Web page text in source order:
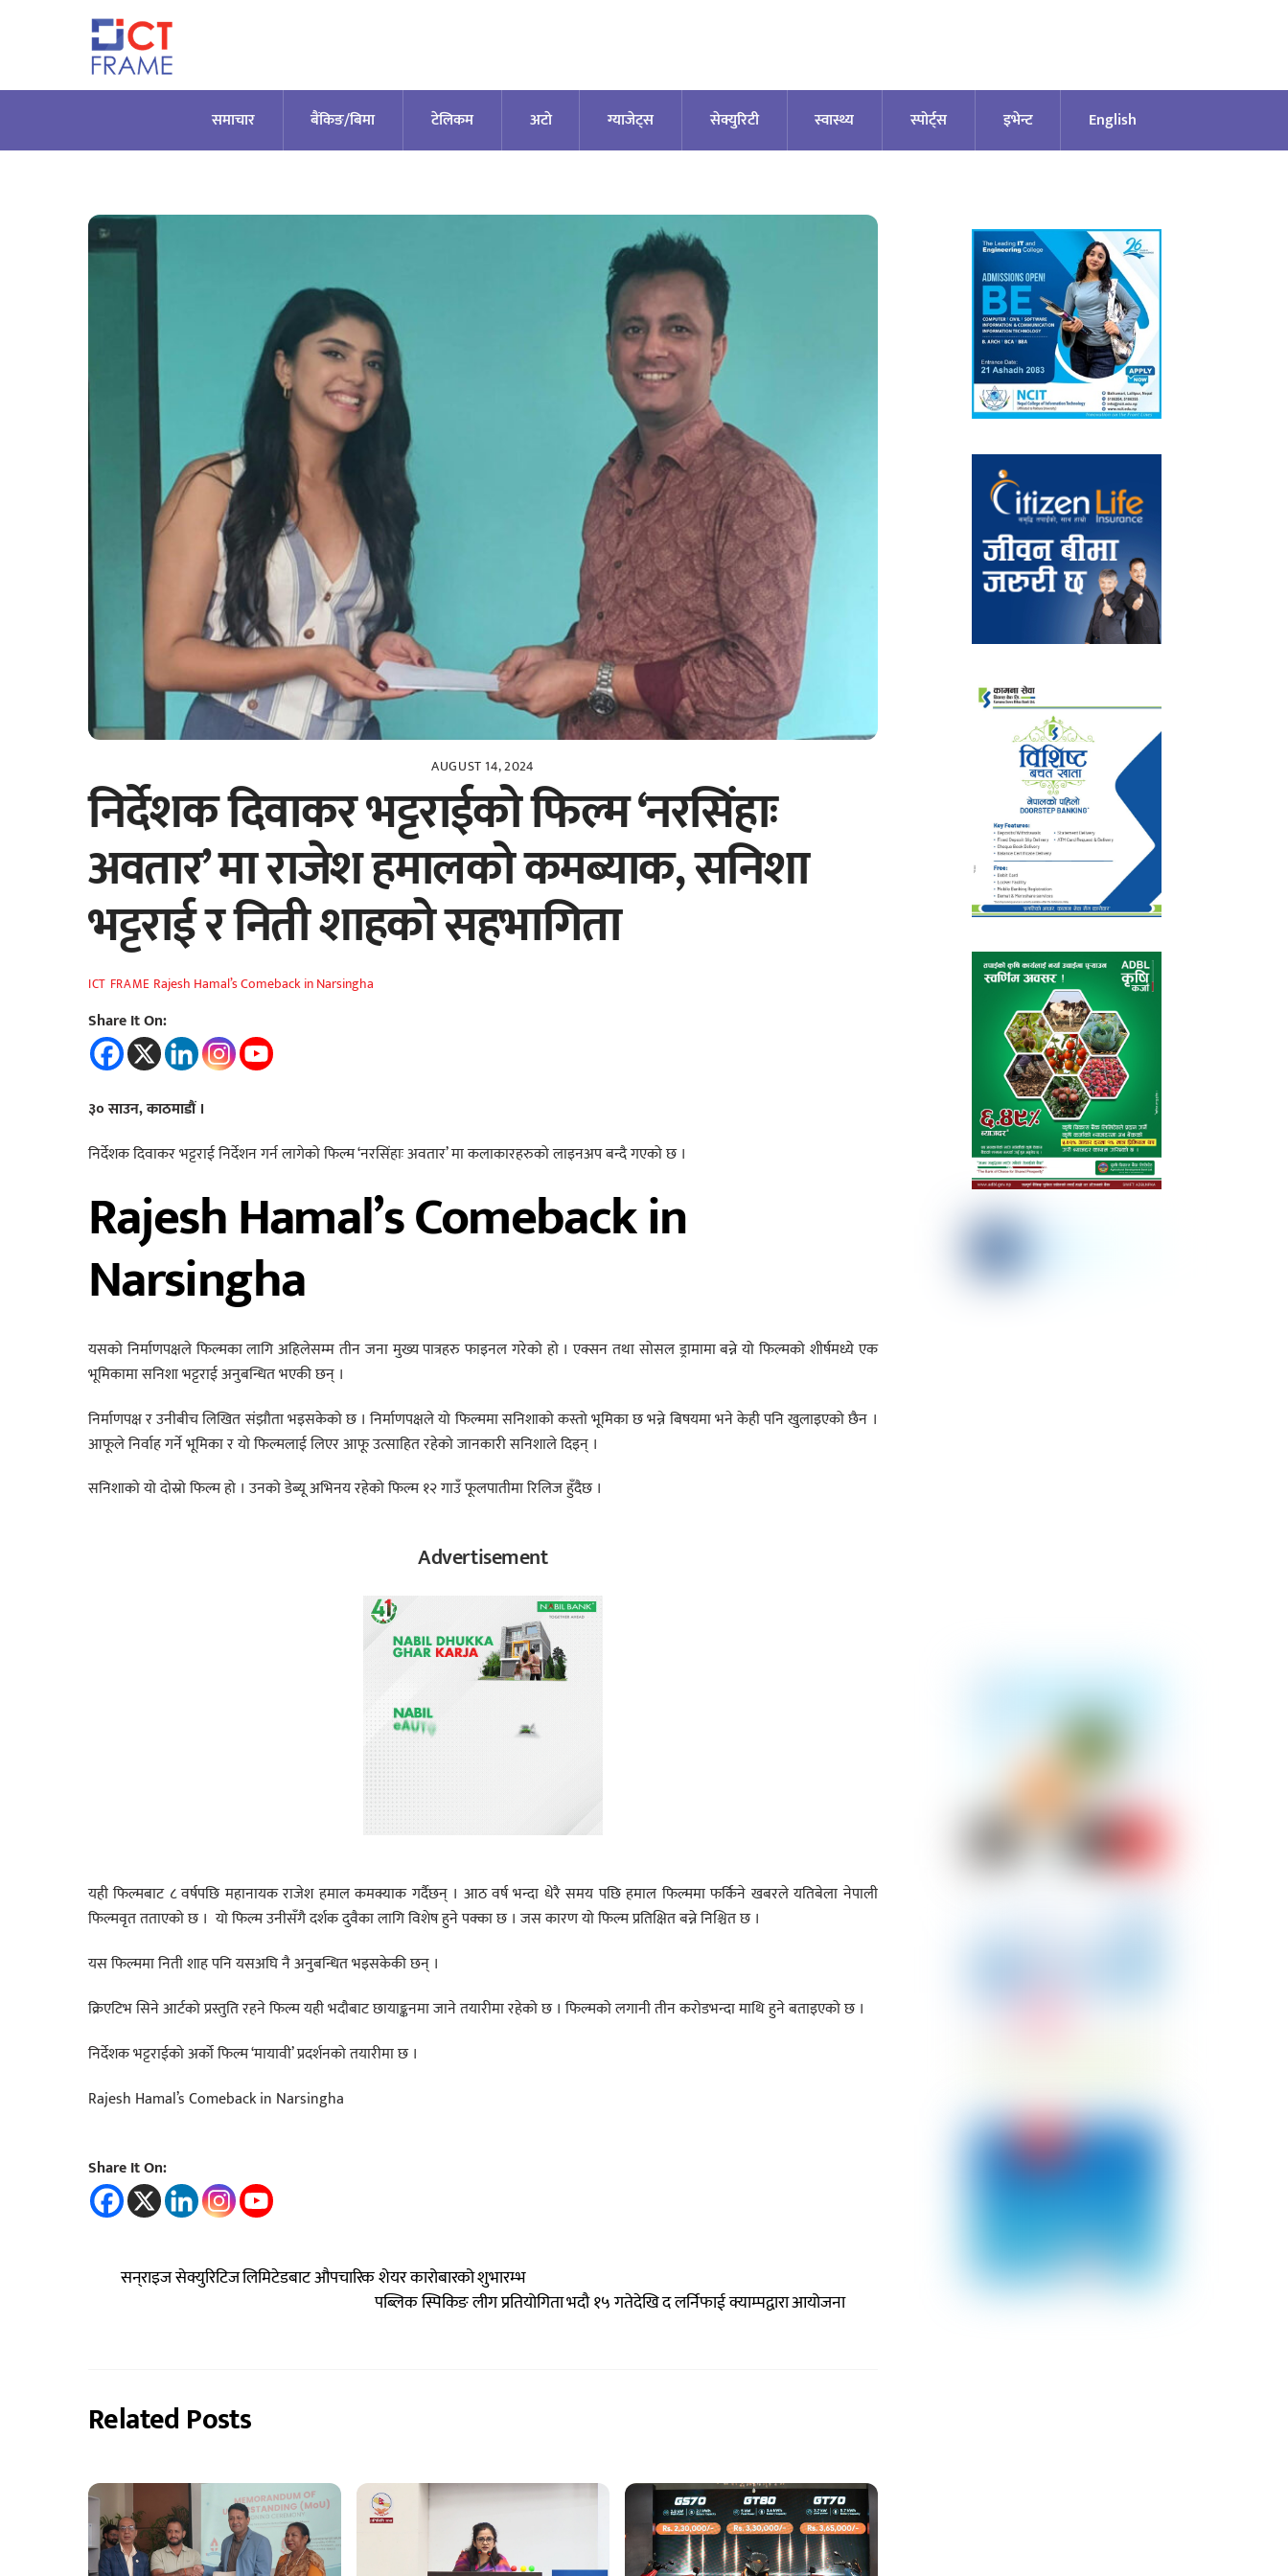
समाचार बैंकिङ/बिमा टेलिकम अटाे ग्याजेट्स सेक्युरिटी स्वास्थ्य स्पोर्ट्स इभेन्ट English
AUGUST 14, 2024
निर्देशक दिवाकर भट्टराईको फिल्म ‘नरसिंहाः
अवतार’ मा राजेश हमालको कमब्याक, सनिशा
भट्टराई र निती शाहको सहभागिता
ICT FRAME Rajesh Hamal’s Comeback in Narsingha
Share It On:
३० साउन, काठमाडौं ।
निर्देशक दिवाकर भट्टराई निर्देशन गर्न लागेको फिल्म ‘नरसिंहाः अवतार’ मा कलाकारहरुको लाइनअप बन्दै गएको छ ।
Rajesh Hamal’s Comeback in
Narsingha
यसको निर्माणपक्षले फिल्मका लागि अहिलेसम्म तीन जना मुख्य पात्रहरु फाइनल गरेको हो । एक्सन तथा सोसल ड्रामामा बन्ने यो फिल्मको शीर्षमध्ये एक
भूमिकामा सनिशा भट्टराई अनुबन्धित भएकी छन् ।
निर्माणपक्ष र उनीबीच लिखित संझौता भइसकेको छ । निर्माणपक्षले यो फिल्ममा सनिशाको कस्तो भूमिका छ भन्ने बिषयमा भने केही पनि खुलाइएको छैन ।
आफूले निर्वाह गर्ने भूमिका र यो फिल्मलाई लिएर आफू उत्साहित रहेको जानकारी सनिशाले दिइन् ।
सनिशाको यो दोस्रो फिल्म हो । उनको डेब्यू अभिनय रहेको फिल्म १२ गाउँ फूलपातीमा रिलिज हुँदैछ ।
Advertisement
यही फिल्मबाट ८ वर्षपछि महानायक राजेश हमाल कमक्याक गर्दैछन् । आठ वर्ष भन्दा धेरै समय पछि हमाल फिल्ममा फर्किने खबरले यतिबेला नेपाली
फिल्मवृत तताएको छ । यो फिल्म उनीसँगै दर्शक दुवैका लागि विशेष हुने पक्का छ । जस कारण यो फिल्म प्रतिक्षित बन्ने निश्चित छ ।
यस फिल्ममा निती शाह पनि यसअघि नै अनुबन्धित भइसकेकी छन् ।
क्रिएटिभ सिने आर्टको प्रस्तुति रहने फिल्म यही भदौबाट छायाङ्कनमा जाने तयारीमा रहेको छ । फिल्मको लगानी तीन करोडभन्दा माथि हुने बताइएको छ ।
निर्देशक भट्टराईको अर्को फिल्म ‘मायावी’ प्रदर्शनको तयारीमा छ ।
Rajesh Hamal’s Comeback in Narsingha
Share It On:
सन‍्‍राइज सेक्युरिटिज लिमिटेडबाट औपचारिक शेयर कारोबारको शुभारम्भ
पब्लिक स्पिकिङ लीग प्रतियोगिता भदौ १५ गतेदेखि द लर्निफाई क्याम्पद्वारा आयोजना
Related Posts